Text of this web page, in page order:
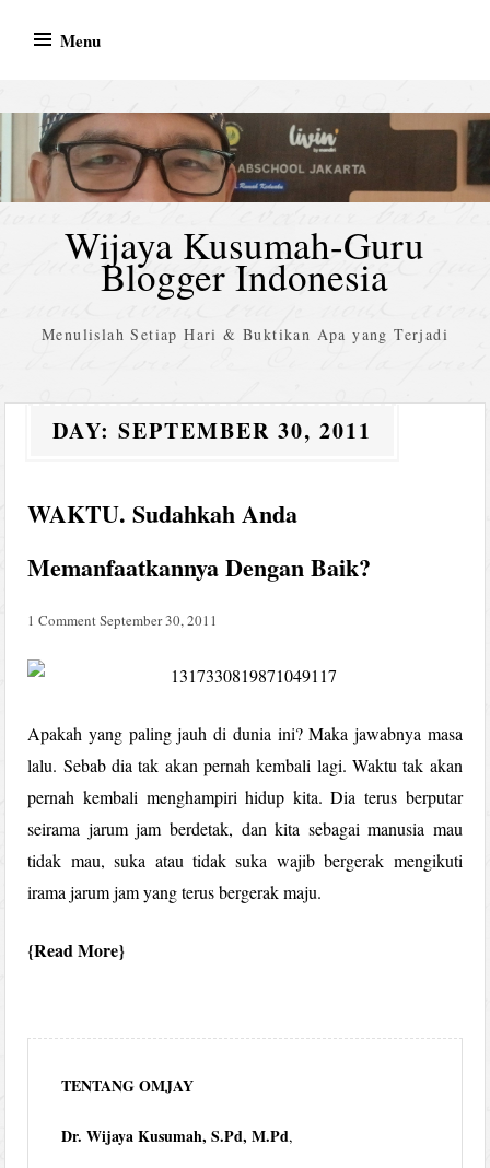
Menu
Wijaya Kusumah-Guru
Blogger Indonesia
Menulislah Setiap Hari & Buktikan Apa yang Terjadi
DAY:SEPTEMBER 30, 2011
WAKTU. Sudahkah Anda
Memanfaatkannya Dengan Baik?
1 Comment September 30, 2011
Apakah yang paling jauh di dunia ini? Maka jawabnya masa
lalu. Sebab dia tak akan pernah kembali lagi. Waktu tak akan
pernah kembali menghampiri hidup kita. Dia terus berputar
seirama jarum jam berdetak, dan kita sebagai manusia mau
tidak mau, suka atau tidak suka wajib bergerak mengikuti
irama jarum jam yang terus bergerak maju.
Read More
TENTANG OMJAY
Dr. Wijaya Kusumah, S.Pd, M.Pd,